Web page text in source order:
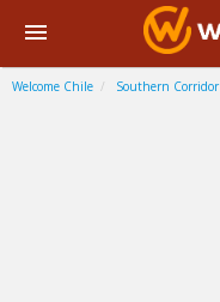
Welcome Chile Southern Corridor